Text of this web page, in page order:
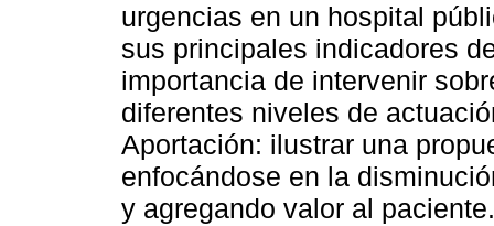
urgencias en un hospital
sus principales indicadores
importancia de intervenir
diferentes niveles de
Aportación: ilustrar una
enfocándose en la
y agregando valor al paciente.